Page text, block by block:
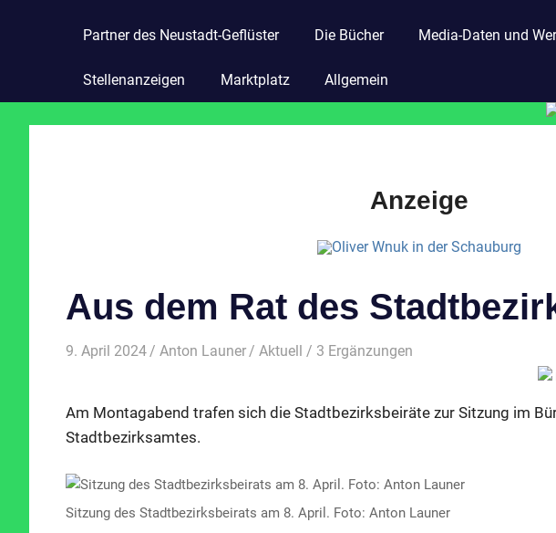
Partner des Neustadt-Geflüster Die Bücher Media-Daten und
Stellenanzeigen Marktplatz Allgemein
Anzeige
Aus dem Rat des
9. April 2024 Anton Launer Aktuell / 3 Ergänzungen
Am Montagabend trafen sich die Stadtbezirksbeiräte zur Sitzung im
Stadtbezirksamtes.
Sitzung des Stadtbezirksbeirats am 8. April. Foto: Anton Launer